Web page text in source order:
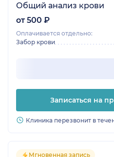
Общий анализ крови
от 500 ₽
Оплачивается отдельно:
Забор крови
Записаться на
Клиника перезвонит в
Мгновенная запись